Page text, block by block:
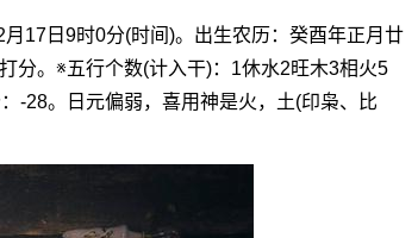
17日9时0分(时间)。出生农历：癸酉年正月廿
分。※五行个数(计入干)：1休水2旺木3相火5
-28。日元偏弱，喜用神是火，土(印枭、比